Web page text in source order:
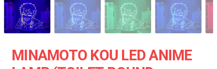
MINAMOTO KOU LED ANIME